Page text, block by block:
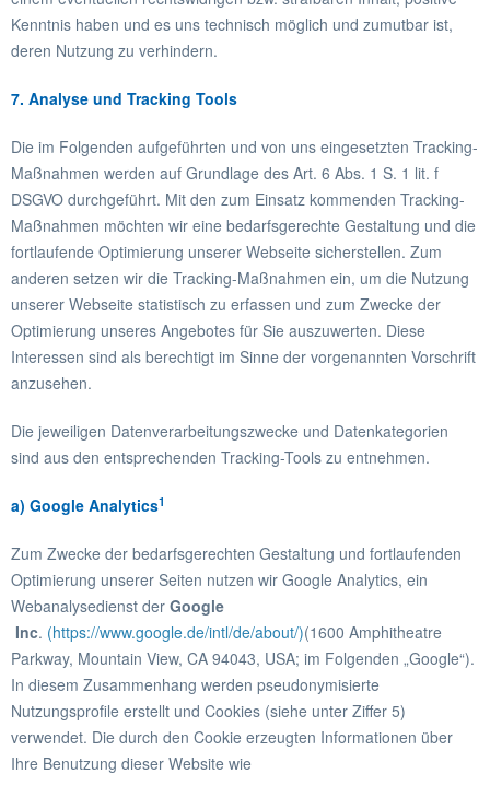
Kenntnis haben und es uns technisch möglich und zumutbar ist,
deren Nutzung zu verhindern.
7. Analyse und Tracking Tools
Die im Folgenden aufgeführten und von uns eingesetzten Tracking-
Maßnahmen werden auf Grundlage des Art. 6 Abs. 1 S. 1 lit. f
DSGVO durchgeführt. Mit den zum Einsatz kommenden Tracking-
Maßnahmen möchten wir eine bedarfsgerechte Gestaltung und die
fortlaufende Optimierung unserer Webseite sicherstellen. Zum
anderen setzen wir die Tracking-Maßnahmen ein, um die Nutzung
unserer Webseite statistisch zu erfassen und zum Zwecke der
Optimierung unseres Angebotes für Sie auszuwerten. Diese
Interessen sind als berechtigt im Sinne der vorgenannten Vorschrift
anzusehen.
Die jeweiligen Datenverarbeitungszwecke und Datenkategorien
sind aus den entsprechenden Tracking-Tools zu entnehmen.
a) Google Analytics1
Zum Zwecke der bedarfsgerechten Gestaltung und fortlaufenden
Optimierung unserer Seiten nutzen wir Google Analytics, ein
Webanalysedienst der Google
Inc. (https://www.google.de/intl/de/about/)(1600 Amphitheatre
Parkway, Mountain View, CA 94043, USA; im Folgenden „Google“).
In diesem Zusammenhang werden pseudonymisierte
Nutzungsprofile erstellt und Cookies (siehe unter Ziffer 5)
verwendet. Die durch den Cookie erzeugten Informationen über
Ihre Benutzung dieser Website wie